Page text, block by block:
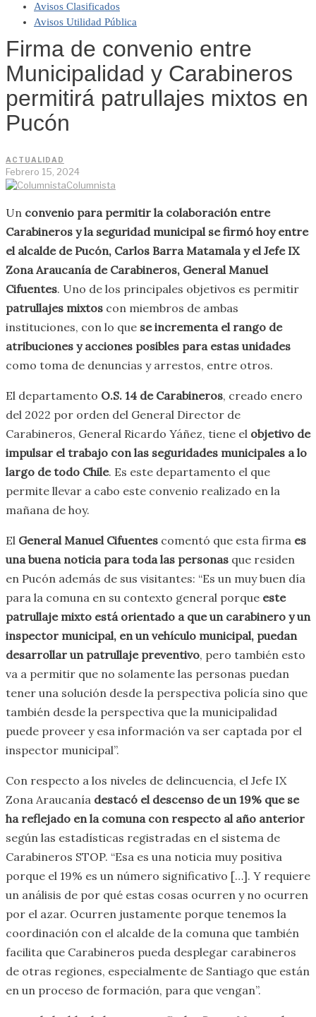
Avisos Clasificados
Avisos Utilidad Pública
Firma de convenio entre
Municipalidad y Carabineros
permitirá patrullajes mixtos en
Pucón
ACTUALIDAD
Febrero 15, 2024
Columnista
Un convenio para permitir la colaboración entre
Carabineros y la seguridad municipal se firmó hoy entre
el alcalde de Pucón, Carlos Barra Matamala y el Jefe IX
Zona Araucanía de Carabineros, General Manuel
Cifuentes. Uno de los principales objetivos es permitir
patrullajes mixtos con miembros de ambas
instituciones, con lo que se incrementa el rango de
atribuciones y acciones posibles para estas unidades
como toma de denuncias y arrestos, entre otros.
El departamento O.S. 14 de Carabineros, creado enero
del 2022 por orden del General Director de
Carabineros, General Ricardo Yáñez, tiene el objetivo de
impulsar el trabajo con las seguridades municipales a lo
largo de todo Chile. Es este departamento el que
permite llevar a cabo este convenio realizado en la
mañana de hoy.
El General Manuel Cifuentes comentó que esta firma es
una buena noticia para toda las personas que residen
en Pucón además de sus visitantes: “Es un muy buen día
para la comuna en su contexto general porque este
patrullaje mixto está orientado a que un carabinero y un
inspector municipal, en un vehículo municipal, puedan
desarrollar un patrullaje preventivo, pero también esto
va a permitir que no solamente las personas puedan
tener una solución desde la perspectiva policía sino que
también desde la perspectiva que la municipalidad
puede proveer y esa información va ser captada por el
inspector municipal”.
Con respecto a los niveles de delincuencia, el Jefe IX
Zona Araucanía destacó el descenso de un 19% que se
ha reflejado en la comuna con respecto al año anterior
según las estadísticas registradas en el sistema de
Carabineros STOP. “Esa es una noticia muy positiva
porque el 19% es un número significativo […]. Y requiere
un análisis de por qué estas cosas ocurren y no ocurren
por el azar. Ocurren justamente porque tenemos la
coordinación con el alcalde de la comuna que también
facilita que Carabineros pueda desplegar carabineros
de otras regiones, especialmente de Santiago que están
en un proceso de formación, para que vengan”.